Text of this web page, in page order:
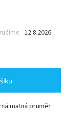
12.8.2026
matná pruměr